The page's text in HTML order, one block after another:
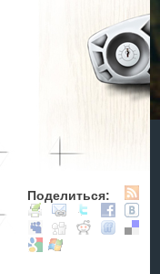
Поделиться: